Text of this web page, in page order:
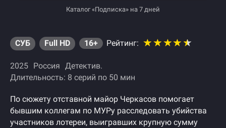
Каталог «Подписка» на 7 дней
СУБ Full HD 16+ Рейтинг:
2025 Россия
Детектив
Длительность: 8 серий по 50 мин
По сюжету отставной майор Черкасов помогает
бывшим коллегам по МУРу расследовать убийства
участников лотереи, выигравших крупную сумму